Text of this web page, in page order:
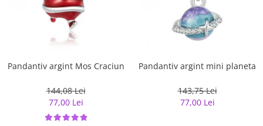
Pandantiv argint Mos Craciun
144,08 Lei
77,00 Lei
Pandantiv argint mini planeta
143,75 Lei
77,00 Lei